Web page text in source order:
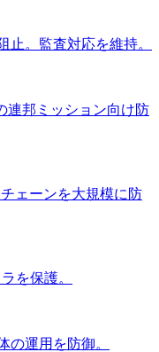
止。監査対応を維持。
連邦ミッション向け防
ェーンを大規模に防
を保護。
の運用を防御。